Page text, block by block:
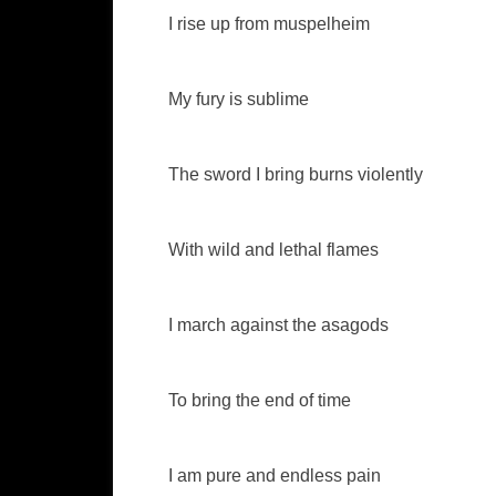
I rise up from muspelheim
My fury is sublime
The sword I bring burns violently
With wild and lethal flames
I march against the asagods
To bring the end of time
I am pure and endless pain